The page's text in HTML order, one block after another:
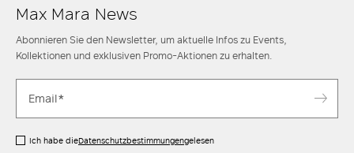
Max Mara News
Abonnieren Sie den Newsletter, um aktuelle Infos zu Events,
Kollektionen und exklusiven Promo-Aktionen zu erhalten.
Ich habe dieDatenschutzbestimmungengelesen